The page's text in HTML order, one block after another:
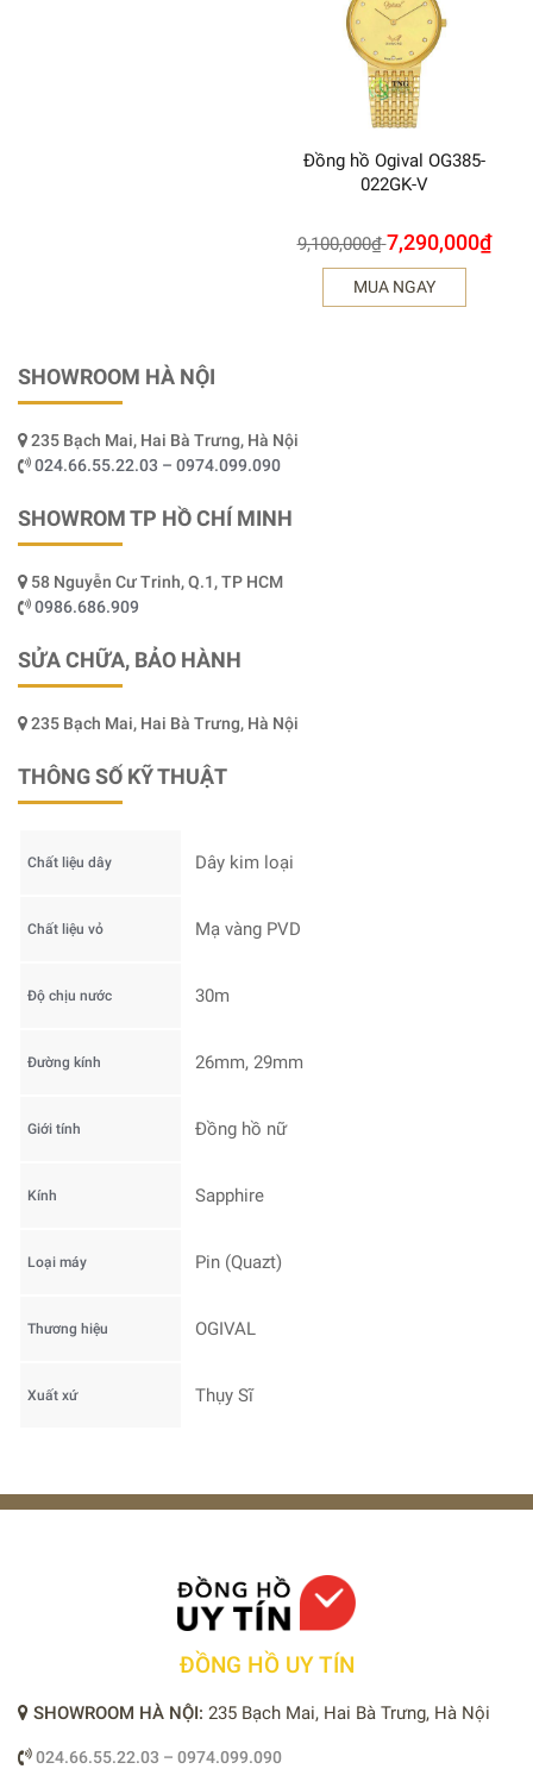
Đồng hồ Ogival OG385-
022GK-V
9,100,000₫ 7,290,000₫
MUA NGAY
SHOWROOM HÀ NỘI
235 Bạch Mai, Hai Bà Trưng, Hà Nội
024.66.55.22.03 – 0974.099.090
SHOWROM TP HỒ CHÍ MINH
58 Nguyễn Cư Trinh, Q.1, TP HCM
0986.686.909
SỬA CHỮA, BẢO HÀNH
235 Bạch Mai, Hai Bà Trưng, Hà Nội
THÔNG SỐ KỸ THUẬT
Chất liệu dây Dây kim loại
Chất liệu vỏ Mạ vàng PVD
Độ chịu nước 30m
Đường kính 26mm, 29mm
Giới tính Đồng hồ nữ
Kính Sapphire
Loại máy Pin (Quazt)
Thương hiệu OGIVAL
Xuất xứ Thụy Sĩ
ĐỒNG HỒ UY TÍN
SHOWROOM HÀ NỘI: 235 Bạch Mai, Hai Bà Trưng, Hà Nội
024.66.55.22.03 – 0974.099.090